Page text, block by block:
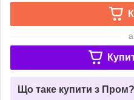
Що таке купити з Пром?